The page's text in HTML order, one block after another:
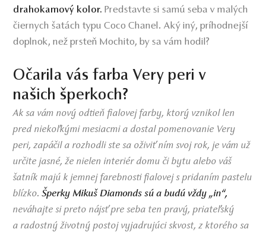
drahokamový kolor. Predstavte si samú seba v malých
čiernych šatách typu Coco Chanel. Aký iný, príhodnejší
doplnok, než prsteň Mochito, by sa vám hodil?
Očarila vás farba Very peri v
našich šperkoch?
Ak sa vám nový odtieň fialovej farby, ktorý vznikol len
pred niekoľkými mesiacmi a dostal pomenovanie Very
peri, zapáčil a rozhodli ste sa oživiť ním svoj rok, je vám už
určite jasné, že nielen interiér domu či bytu alebo váš
šatník majú k jemnej farebnosti fialovej s pridaním pastelu
blízko.Šperky Mikuš Diamonds sú a budú vždy „in“,
neváhajte si preto nájsť pre seba ten pravý, priateľský
a radostný životný postoj vyjadrujúci skvost, z ktorého sa